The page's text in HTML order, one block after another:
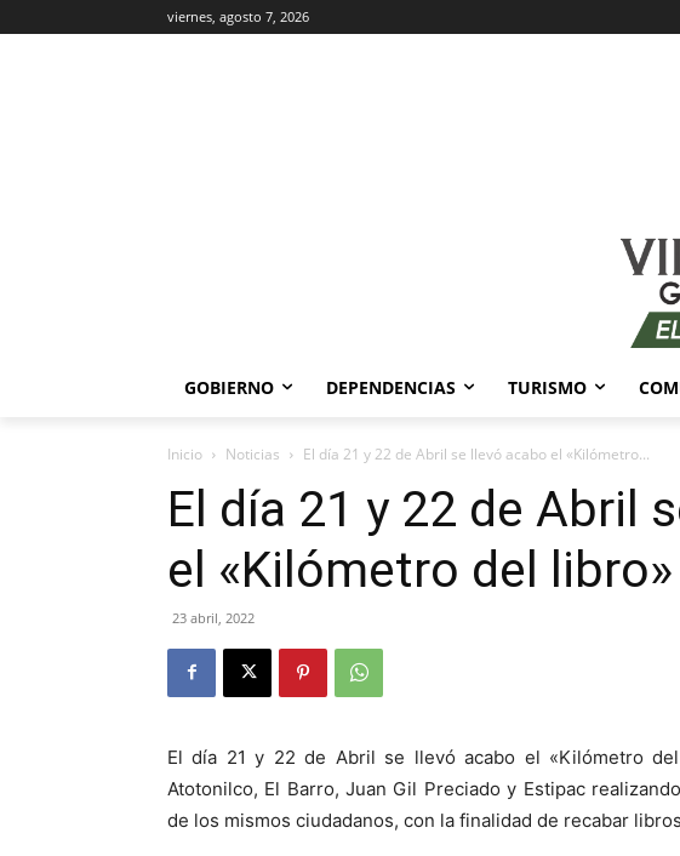
viernes, agosto 7, 2026
GOBIERNO DEPENDENCIAS TURISMO
Inicio Noticias El día 21 y 22 de Abril se llevó acabo el «Kilómetro...
El día 21 y 22 de Abril
el «Kilómetro del libro»
23 abril, 2022
El día 21 y 22 de Abril se llevó acabo el «Kilómetro
Atotonilco, El Barro, Juan Gil Preciado y Estipac
de los mismos ciudadanos, con la finalidad de recabar